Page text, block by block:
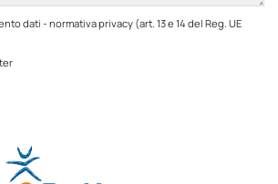
dati - normativa privacy (art. 13 e 14 del Reg. UE
questo campo.